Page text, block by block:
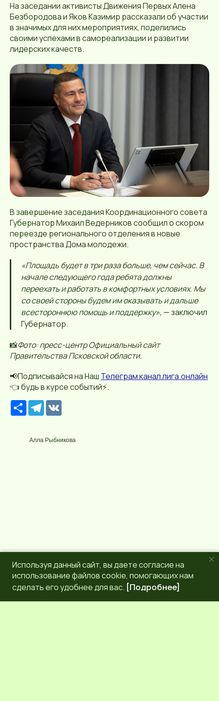
На заседании активисты Движения Первых Алена
Безбородова и Яков Казимир рассказали об участии
в значимых для них мероприятиях, поделились
своими успехами в самореализации и развитии
лидерских качеств.
В завершение заседания Координационного совета
Губернатор Михаил Ведерников сообщил о скором
переезде регионального отделения в новые
пространства Дома молодежи.
«Площадь будет в три раза больше, чем сейчас. В
начале следующего года ребята должны
переехать и работать в комфортных условиях. Мы
со своей стороны будем им оказывать и дальше
всестороннюю помощь и поддержку», — заключил
Губернатор.
📸Фото: пресс-центр Официальный сайт
Правительства Псковской области.
📢Подписывайся на Наш Телеграм канал лига.онлайн
👈 будь в курсе событий⚡️.
Р
е
р
с
T
e
g
r
Алла Рыбникова
Используя данный сайт, вы даете согласие на
использование файлов cookie, помогающих нам
сделать его удобнее для вас. [Подробнее]